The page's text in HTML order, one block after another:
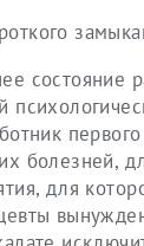
состояние
болезней,
для